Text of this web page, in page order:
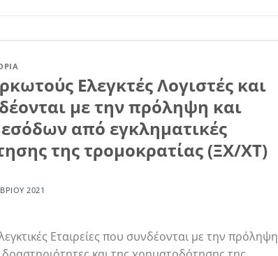
Ελεγκτές Λογιστές και
με την πρόληψη και
από εγκληματικές
της τρομοκρατίας (ΞΧ/ΧΤ)
2021
Εταιρείες που συνδέονται με την πρόληψη